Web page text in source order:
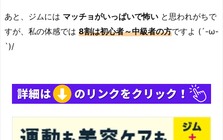
あと、ジムには マッチョがいっぱいで怖い と思われがちで
すが、私の体感では 8割は初心者～中級者の方ですよ (´-ω-
`)/